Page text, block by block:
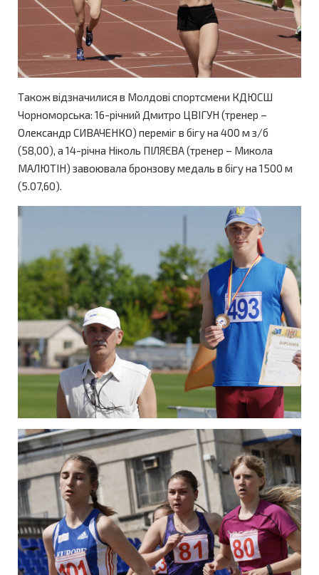
Також відзначилися в Молдові спортсмени КДЮСШ
Чорноморська: 16-річний Дмитро ЦВІГУН (тренер –
Олександр СИВАЧЕНКО) переміг в бігу на 400 м з/б
(58,00), а 14-річна Ніколь ПІЛЯЄВА (тренер – Микола
МАЛЮТІН) завоювала бронзову медаль в бігу на 1500 м
(5.07,60).